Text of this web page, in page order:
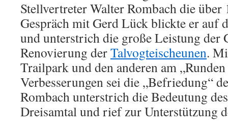
Stellvertreter Walter Rombach die über
Gespräch mit Gerd Lück blickte er auf
und unterstrich die große Leistung der
Renovierung derTalvogteischeunen.
Trailpark und den anderen am
Verbesserungen sei die „Befriedung“
Rombach unterstrich die Bedeutung
Dreisamtal und rief zur Unterstützung